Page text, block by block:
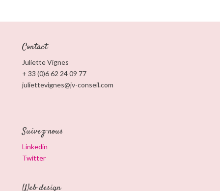
Contact
Juliette Vignes
+ 33 (0)6 62 24 09 77
juliettevignes@jv-conseil.com
Suivez-nous
Linkedin
Twitter
Web design